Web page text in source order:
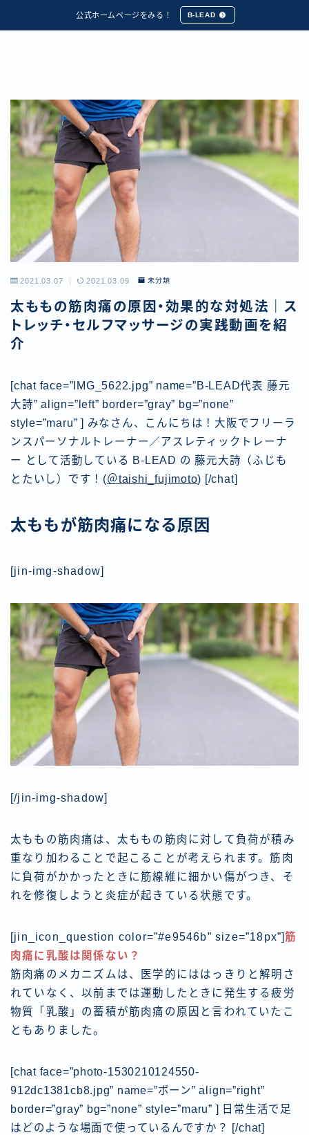
公式ホームページをみる！ B-LEAD
2021.03.07 2021.03.09 未分類
太ももの筋肉痛の原因・効果的な対処法｜ス
トレッチ・セルフマッサージの実践動画を紹
介
[chat face=”IMG_5622.jpg” name=”B-LEAD代表 藤元
大詩” align=”left” border=”gray” bg=”none”
style=”maru” ] みなさん、こんにちは！大阪でフリーラ
ンスパーソナルトレーナー／アスレティックトレーナ
ー として活動している B-LEAD の 藤元大詩（ふじも
とたいし）です！(＠taishi_fujimoto) [/chat]
太ももが筋肉痛になる原因
[jin-img-shadow]
[/jin-img-shadow]
太ももの筋肉痛は、太ももの筋肉に対して負荷が積み
重なり加わることで起こることが考えられます。筋肉
に負荷がかかったときに筋線維に細かい傷がつき、そ
れを修復しようと炎症が起きている状態です。
[jin_icon_question color=”#e9546b” size=”18px”]筋
肉痛に乳酸は関係ない？
筋肉痛のメカニズムは、医学的にははっきりと解明さ
れていなく、以前までは運動したときに発生する疲労
物質「乳酸」の蓄積が筋肉痛の原因と言われていたこ
ともありました。
[chat face=”photo-1530210124550-
912dc1381cb8.jpg” name=”ボーン” align=”right”
border=”gray” bg=”none” style=”maru” ] 日常生活で足
はどのような場面で使っているんですか？ [/chat]